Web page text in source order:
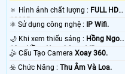
🔅 Hình ảnh chất lượng : FULL HD
1080P .
⚛️ Sử dụng công nghệ :
IP Wifi.
🌙 Khi xem thiếu sáng : Hồng Ngoại
10m Hồng Ngoại Smart IR.
🤹 Cấu Tạo Camera Xoay 360.
️☣️ Chức Năng : Thu Âm Và Loa.